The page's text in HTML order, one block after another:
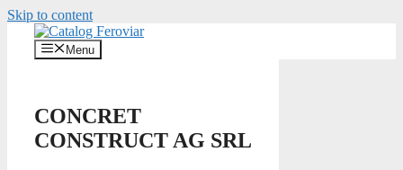
Skip to content
Menu
CONCRET
CONSTRUCT AG SRL